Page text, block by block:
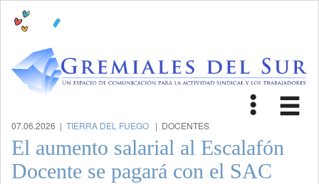
Toggle
07.06.2026 | TIERRA DEL FUEGO | DOCENTES
El aumento salarial al Escalafón
Docente se pagará con el SAC